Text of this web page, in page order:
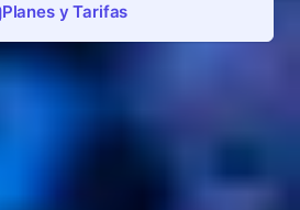
Planes y Tarifas